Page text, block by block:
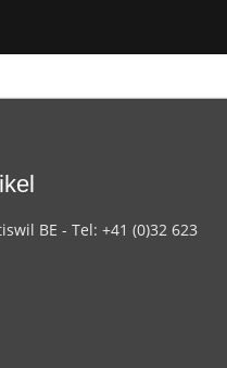
BE - Tel: +41 (0)32 623